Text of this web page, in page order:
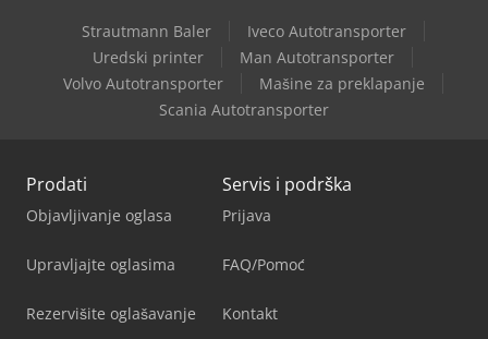
Strautmann Baler
Iveco Autotransporter
Uredski printer
Man Autotransporter
Volvo Autotransporter
Mašine za preklapanje
Scania Autotransporter
Prodati
Objavljivanje oglasa
Upravljajte oglasima
Rezervišite oglašavanje
Servis i podrška
Prijava
FAQ/Pomoć
Kontakt